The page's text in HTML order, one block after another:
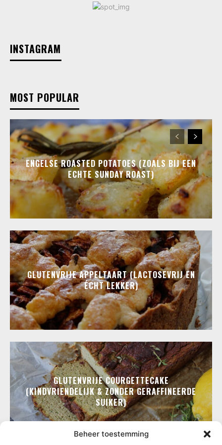
Beheer toestemming
INSTAGRAM
MOST POPULAR
ENGELSE ROASTED POTATOES (ZOALS BIJ EEN
ECHTE SUNDAY ROAST)
GLUTENVRIJE APPELTAART (LACTOSEVRIJ EN
ÉCHT LEKKER)
GLUTENVRIJE COURGETTECAKE
(KINDVRIENDELIJK & ZONDER GERAFFINEERDE
SUIKER)